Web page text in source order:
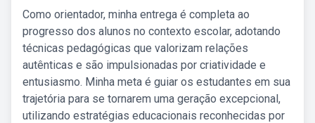
Como orientador, minha entrega é completa ao
progresso dos alunos no contexto escolar, adotando
técnicas pedagógicas que valorizam relações
autênticas e são impulsionadas por criatividade e
entusiasmo. Minha meta é guiar os estudantes em sua
trajetória para se tornarem uma geração excepcional,
utilizando estratégias educacionais reconhecidas por